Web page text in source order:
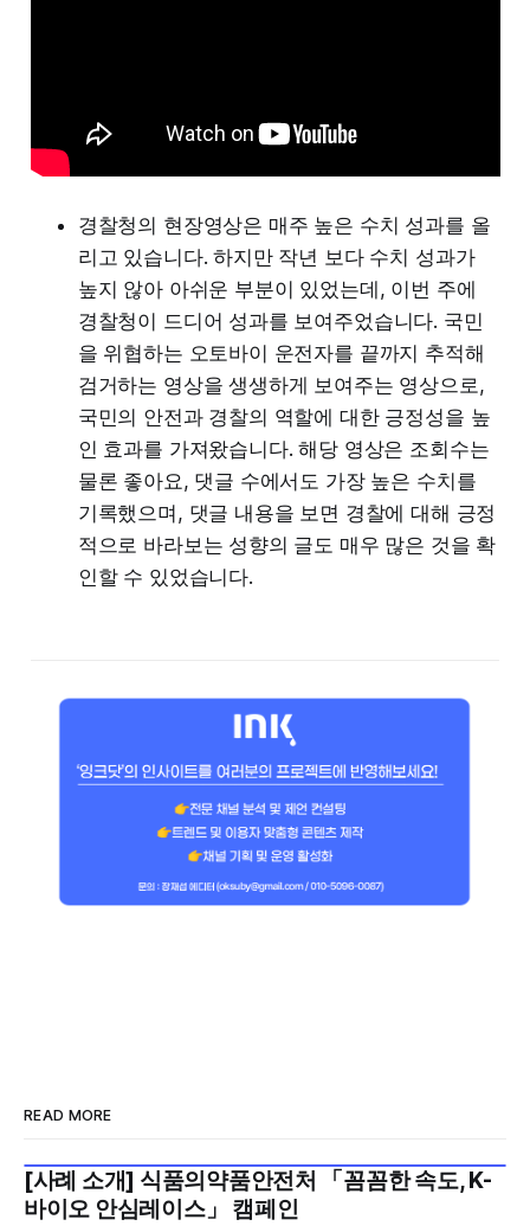
경찰청의 현장영상은 매주 높은 수치 성과를 올
리고 있습니다. 하지만 작년 보다 수치 성과가
높지 않아 아쉬운 부분이 있었는데, 이번 주에
경찰청이 드디어 성과를 보여주었습니다. 국민
을 위협하는 오토바이 운전자를 끝까지 추적해
검거하는 영상을 생생하게 보여주는 영상으로,
국민의 안전과 경찰의 역할에 대한 긍정성을 높
인 효과를 가져왔습니다. 해당 영상은 조회수는
물론 좋아요, 댓글 수에서도 가장 높은 수치를
기록했으며, 댓글 내용을 보면 경찰에 대해 긍정
적으로 바라보는 성향의 글도 매우 많은 것을 확
인할 수 있었습니다.
READ MORE
2026년 7월 5주
[사례 소개] 식품의약품안전처 「꼼꼼한 속도, K-
바이오 안심레이스」 캠페인